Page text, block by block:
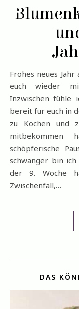
Frohes neues Jahr an alle. Ich bin wieder da und möchte
euch wieder
Inzwischen fühle
bereit für euch in
zu Kochen und
mitbekommen
schöpferische
schwanger bin
der 9. Woche
Zwischenfall,…
DAS